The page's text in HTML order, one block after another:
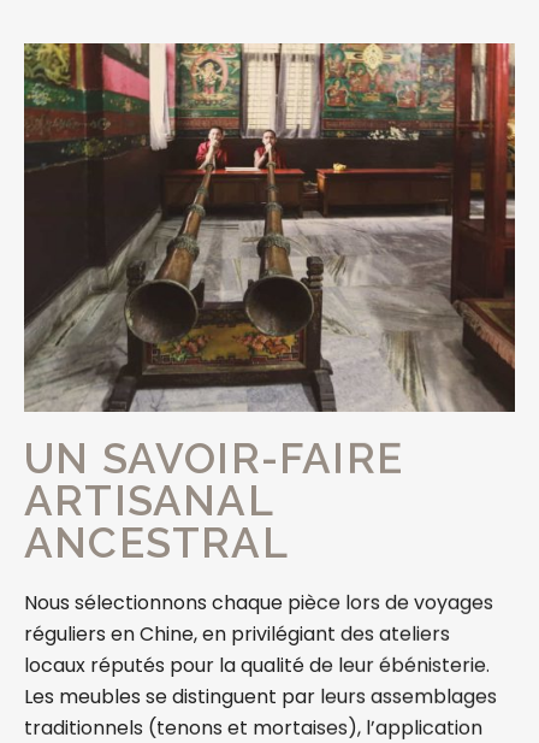
UN SAVOIR-FAIRE
ARTISANAL
ANCESTRAL
Nous sélectionnons chaque pièce lors de voyages
réguliers en Chine, en privilégiant des ateliers
locaux réputés pour la qualité de leur ébénisterie.
Les meubles se distinguent par leurs assemblages
traditionnels (tenons et mortaises), l’application